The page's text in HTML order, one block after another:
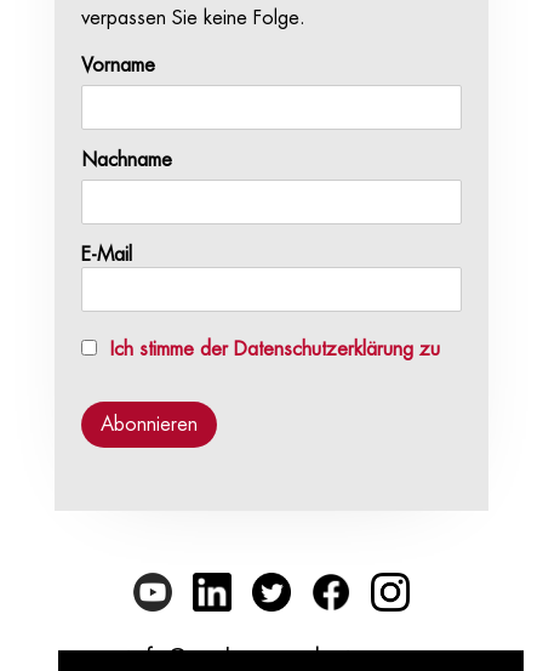
verpassen Sie keine Folge.
Vorname
Nachname
E-Mail
Ich stimme der Datenschutzerklärung zu